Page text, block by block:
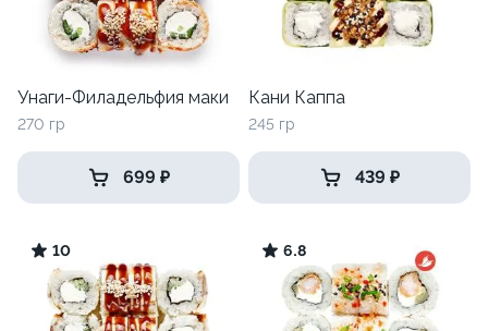
Унаги-Филадельфия маки
270 гр
699 ₽
Кани Каппа
245 гр
439 ₽
10 6.8